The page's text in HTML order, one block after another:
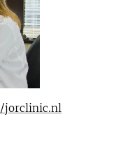
jorclinic.nl